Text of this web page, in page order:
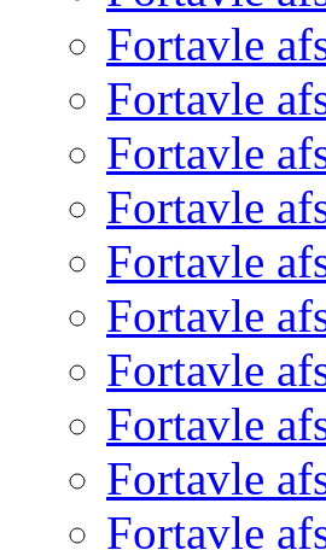
Fortavle
Fortavle
Fortavle
Fortavle
Fortavle
Fortavle
Fortavle
Fortavle
Fortavle
Fortavle